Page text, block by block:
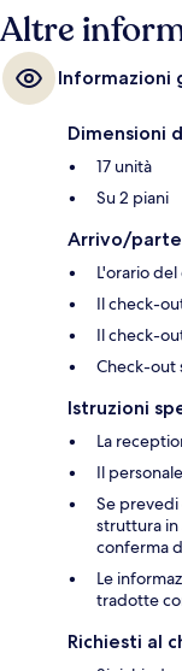
Altre
Informazioni
Dimensioni
17 unità
Su 2 piani
Arrivo/
L'orario
Il check-
Il check-
Check-out
Istruzioni
La
Il
Se prevedi
struttura in
conferma
Le
tradotte
Richiesti al